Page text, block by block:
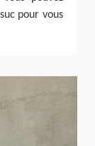
pour vous